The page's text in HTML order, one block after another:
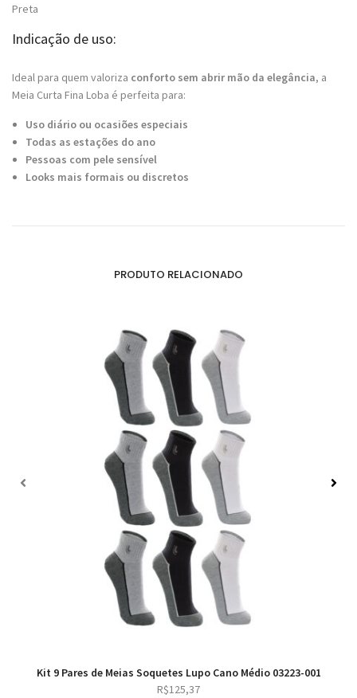
Preta
Indicação de uso:
Ideal para quem valoriza conforto sem abrir mão da elegância, a
Meia Curta Fina Loba é perfeita para:
Uso diário ou ocasiões especiais
Todas as estações do ano
Pessoas com pele sensível
Looks mais formais ou discretos
PRODUTO RELACIONADO
Kit 9 Pares de Meias Soquetes Lupo Cano Médio 03223-001
R$125,37